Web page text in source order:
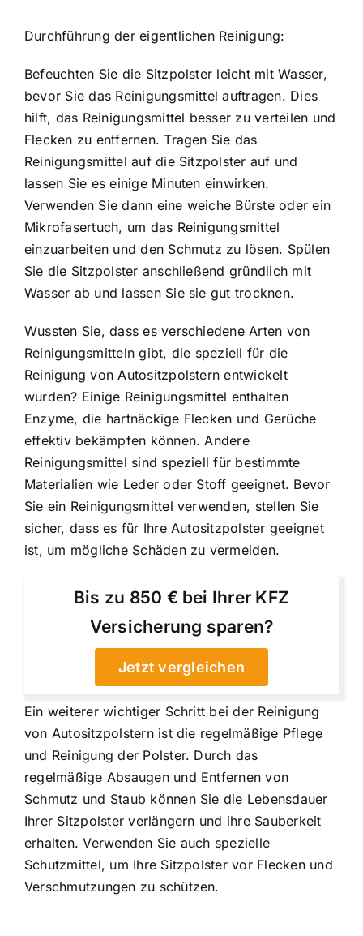
Durchführung der eigentlichen Reinigung:
Befeuchten Sie die Sitzpolster leicht mit Wasser,
bevor Sie das Reinigungsmittel auftragen. Dies
hilft, das Reinigungsmittel besser zu verteilen und
Flecken zu entfernen. Tragen Sie das
Reinigungsmittel auf die Sitzpolster auf und
lassen Sie es einige Minuten einwirken.
Verwenden Sie dann eine weiche Bürste oder ein
Mikrofasertuch, um das Reinigungsmittel
einzuarbeiten und den Schmutz zu lösen. Spülen
Sie die Sitzpolster anschließend gründlich mit
Wasser ab und lassen Sie sie gut trocknen.
Wussten Sie, dass es verschiedene Arten von
Reinigungsmitteln gibt, die speziell für die
Reinigung von Autositzpolstern entwickelt
wurden? Einige Reinigungsmittel enthalten
Enzyme, die hartnäckige Flecken und Gerüche
effektiv bekämpfen können. Andere
Reinigungsmittel sind speziell für bestimmte
Materialien wie Leder oder Stoff geeignet. Bevor
Sie ein Reinigungsmittel verwenden, stellen Sie
sicher, dass es für Ihre Autositzpolster geeignet
ist, um mögliche Schäden zu vermeiden.
Bis zu 850 € bei Ihrer KFZ
Versicherung sparen?
Jetzt vergleichen
Ein weiterer wichtiger Schritt bei der Reinigung
von Autositzpolstern ist die regelmäßige Pflege
und Reinigung der Polster. Durch das
regelmäßige Absaugen und Entfernen von
Schmutz und Staub können Sie die Lebensdauer
Ihrer Sitzpolster verlängern und ihre Sauberkeit
erhalten. Verwenden Sie auch spezielle
Schutzmittel, um Ihre Sitzpolster vor Flecken und
Verschmutzungen zu schützen.